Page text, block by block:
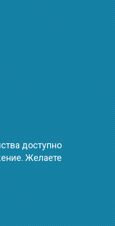
при загрузке
| ©OpenStreetMap| ©OpenMapTiles
доступно
Желаете